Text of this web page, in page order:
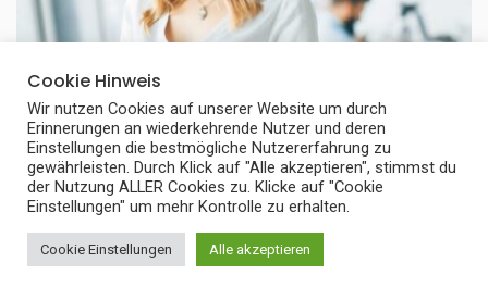
BUSINESS
Wie Führungskräfteentwicklung den
Unternehmenserfolg stärkt: Methoden,
Coaching und Programme für moderne
Cookie Hinweis
Wir nutzen Cookies auf unserer Website um durch
Erinnerungen an wiederkehrende Nutzer und deren
Einstellungen die bestmögliche Nutzererfahrung zu
gewährleisten. Durch Klick auf "Alle akzeptieren", stimmst du
der Nutzung ALLER Cookies zu. Klicke auf "Cookie
Einstellungen" um mehr Kontrolle zu erhalten.
Cookie Einstellungen Alle akzeptieren